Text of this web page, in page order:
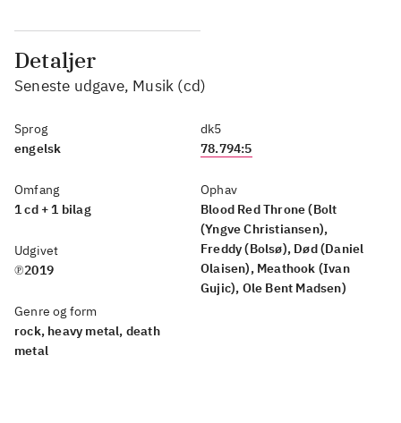
Detaljer
Seneste udgave, Musik (cd)
Sprog
engelsk
Omfang
1 cd + 1 bilag
Udgivet
℗2019
Genre og form
rock, heavy metal, death
metal
dk5
78.794:5
Ophav
Blood Red Throne (Bolt
(Yngve Christiansen),
Freddy (Bolsø), Død (Daniel
Olaisen), Meathook (Ivan
Gujic), Ole Bent Madsen)